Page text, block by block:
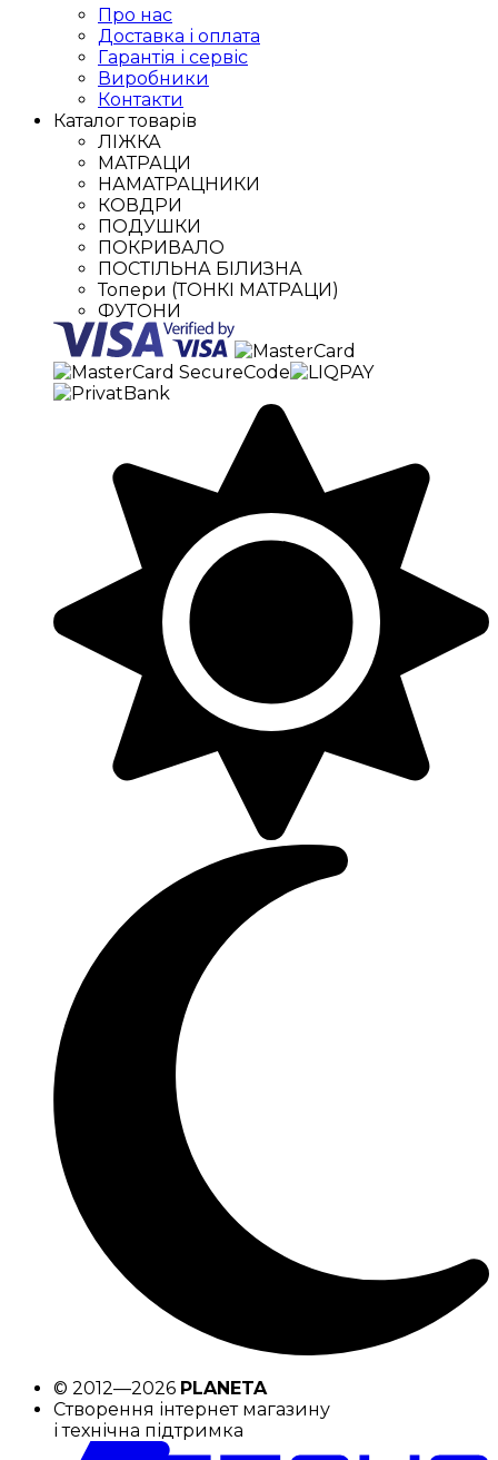
Про нас
Доставка і оплата
Гарантія і сервіс
Виробники
Контакти
Каталог товарів
ЛІЖКА
МАТРАЦИ
НАМАТРАЦНИКИ
КОВДРИ
ПОДУШКИ
ПОКРИВАЛО
ПОСТІЛЬНА БІЛИЗНА
Топери (ТОНКІ МАТРАЦИ)
ФУТОНИ
© 2012—2026 PLANETA
Створення інтернет магазину
і технічна підтримка